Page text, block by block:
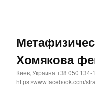
Хомякова
Киев, Украина +38 050 134-
https://www.facebook.com/